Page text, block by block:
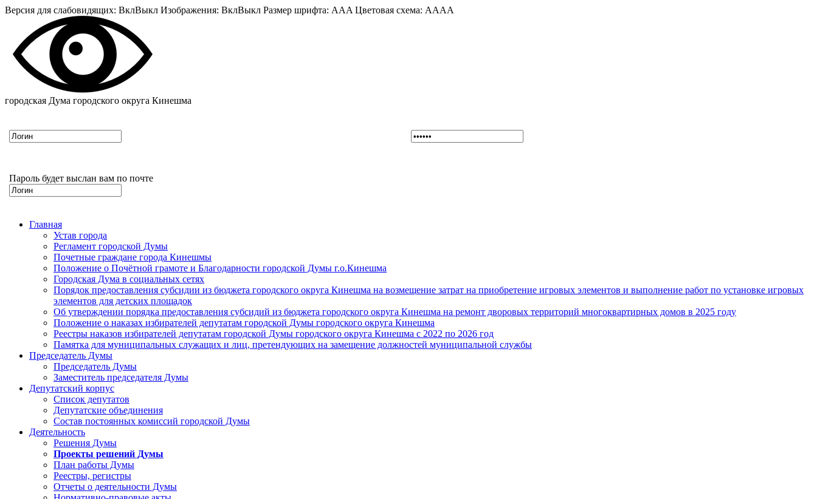
Версия для слабовидящих: ВклВыкл Изображения: ВклВыкл Размер шрифта: AAA Цветовая схема: AAAA
городская Дума городского округа Кинешма
Пароль будет выслан вам по почте
Главная
Устав города
Регламент городской Думы
Почетные граждане города Кинешмы
Положение о Почётной грамоте и Благодарности городской Думы г.о.Кинешма
Городская Дума в социальных сетях
Порядок предоставления субсидии из бюджета городского округа Кинешма на возмещение затрат на приобретение игровых элементов и выполнение работ по установке игровых
элементов для детских площадок
Об утверждении порядка предоставления субсидий из бюджета городского округа Кинешма на ремонт дворовых территорий многоквартирных домов в 2025 году
Положение о наказах избирателей депутатам городской Думы городского округа Кинешма
Реестры наказов избирателей депутатам городской Думы городского округа Кинешма с 2022 по 2026 год
Памятка для муниципальных служащих и лиц, претендующих на замещение должностей муниципальной службы
Председатель Думы
Председатель Думы
Заместитель председателя Думы
Депутатский корпус
Список депутатов
Депутатские объединения
Состав постоянных комиссий городской Думы
Деятельность
Решения Думы
Проекты решений Думы
План работы Думы
Реестры, регистры
Отчеты о деятельности Думы